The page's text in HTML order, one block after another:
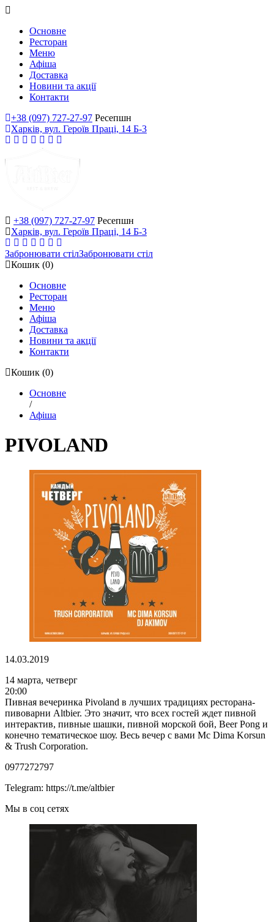
Основне
Ресторан
Меню
Афіша
Доставка
Новини та акції
Контакти
+38 (097) 727-27-97 Ресепшн
Харків, вул. Героїв Праці, 14 Б-3
+38 (097) 727-27-97 Ресепшн
Харків, вул. Героїв Праці, 14 Б-3
Забронювати стілЗабронювати стіл
Кошик (0)
Основне
Ресторан
Меню
Афіша
Доставка
Новини та акції
Контакти
Кошик (0)
Основне
/
Афіша
PIVOLAND
14.03.2019
14 марта, четверг
20:00
Пивная вечеринка Pivoland в лучших традициях ресторана-
пивоварни Altbier. Это значит, что всех гостей ждет пивной
интерактив, пивные шашки, пивной морской бой, Beer Pong и
конечно тематическое шоу. Весь вечер с вами Mc Dima Korsun
& Trush Corporation.
0977272797
Telegram: https://t.me/altbier
Мы в соц сетях